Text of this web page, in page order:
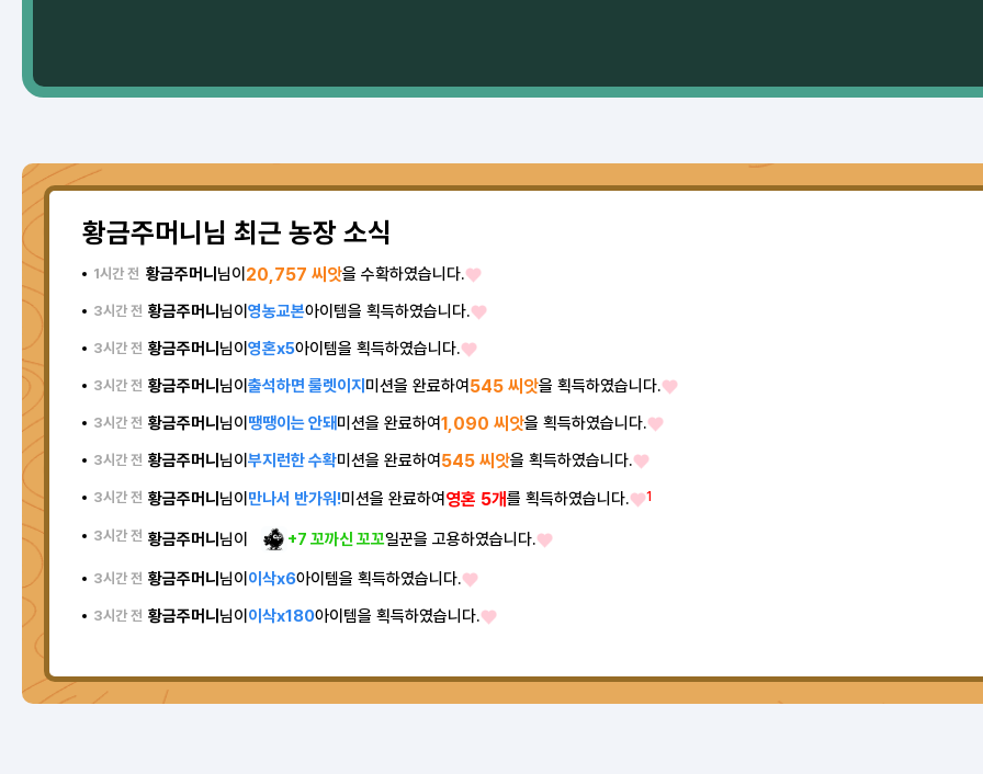
황금주머니님 최근 농장 소식
1시간 전 황금주머니 님이 20,757 씨앗을 수확하였습니다.
3시간 전 황금주머니 님이 영농교본아이템을 획득하였습니다.
3시간 전 황금주머니 님이 영혼x5아이템을 획득하였습니다.
3시간 전 황금주머니 님이 출석하면 룰렛이지 미션을 완료하여 545 씨앗을 획득하였습니다.
3시간 전 황금주머니 님이 땡땡이는 안돼미션을 완료하여1,090 씨앗을 획득하였습니다.
3시간 전 황금주머니 님이 부지런한 수확미션을 완료하여 545 씨앗을 획득하였습니다.
3시간 전 황금주머니 님이 만나서 반가워!미션을 완료하여 영혼 5개를 획득하였습니다. 1
3시간 전 황금주머니 님이 +7 꼬까신 꼬꼬일꾼을 고용하였습니다.
3시간 전 황금주머니 님이 이삭x6아이템을 획득하였습니다.
3시간 전 황금주머니 님이 이삭x180아이템을 획득하였습니다.